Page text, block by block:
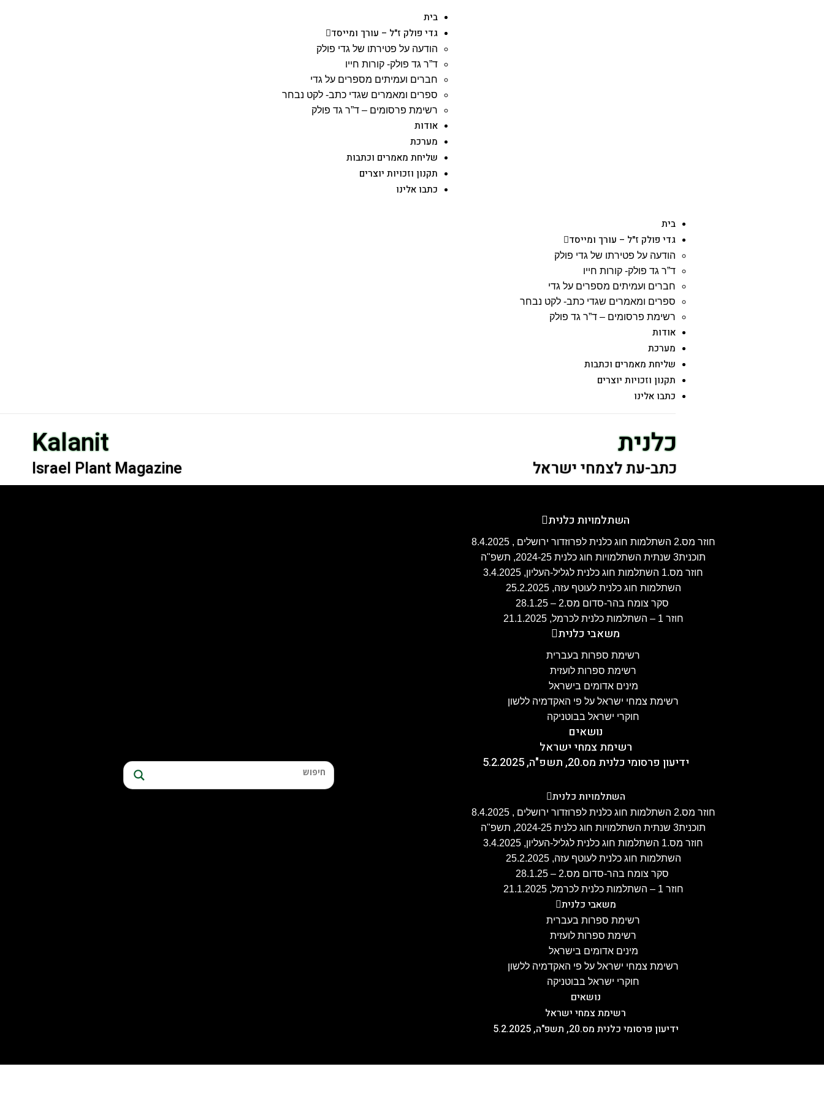
בית
גדי פולק ז"ל – עורך ומייסד
הודעה על פטירתו של גדי פולק
ד”ר גד פולק- קורות חייו
חברים ועמיתים מספרים על גדי
ספרים ומאמרים שגדי כתב- לקט נבחר
רשימת פרסומים – ד”ר גד פולק
אודות
מערכת
שליחת מאמרים וכתבות
תקנון וזכויות יוצרים
כתבו אלינו
בית
גדי פולק ז"ל – עורך ומייסד
הודעה על פטירתו של גדי פולק
ד”ר גד פולק- קורות חייו
חברים ועמיתים מספרים על גדי
ספרים ומאמרים שגדי כתב- לקט נבחר
רשימת פרסומים – ד”ר גד פולק
אודות
מערכת
שליחת מאמרים וכתבות
תקנון וזכויות יוצרים
כתבו אלינו
כלנית
כתב-עת לצמחי ישראל
Kalanit
Israel Plant Magazine
השתלמויות כלנית
חוזר מס.2 השתלמות חוג כלנית לפרוזדור ירושלים , 8.4.2025
תוכנית3 שנתית השתלמויות חוג כלנית 2024-25, תשפ"ה
חוזר מס.1 השתלמות חוג כלנית לגליל-העליון, 3.4.2025
השתלמות חוג כלנית לעוטף עזה, 25.2.2025
סקר צומח בהר-סדום מס.2 – 28.1.25
חוזר 1 – השתלמות כלנית לכרמל, 21.1.2025
משאבי כלנית
רשימת ספרות בעברית
רשימת ספרות לועזית
מינים אדומים בישראל
רשימת צמחי ישראל על פי האקדמיה ללשון
חוקרי ישראל בבוטניקה
נושאים
רשימת צמחי ישראל
ידיעון פרסומי כלנית מס.20, תשפ"ה, 5.2.2025
השתלמויות כלנית
חוזר מס.2 השתלמות חוג כלנית לפרוזדור ירושלים , 8.4.2025
תוכנית3 שנתית השתלמויות חוג כלנית 2024-25, תשפ"ה
חוזר מס.1 השתלמות חוג כלנית לגליל-העליון, 3.4.2025
השתלמות חוג כלנית לעוטף עזה, 25.2.2025
סקר צומח בהר-סדום מס.2 – 28.1.25
חוזר 1 – השתלמות כלנית לכרמל, 21.1.2025
משאבי כלנית
רשימת ספרות בעברית
רשימת ספרות לועזית
מינים אדומים בישראל
רשימת צמחי ישראל על פי האקדמיה ללשון
חוקרי ישראל בבוטניקה
נושאים
רשימת צמחי ישראל
ידיעון פרסומי כלנית מס.20, תשפ"ה, 5.2.2025